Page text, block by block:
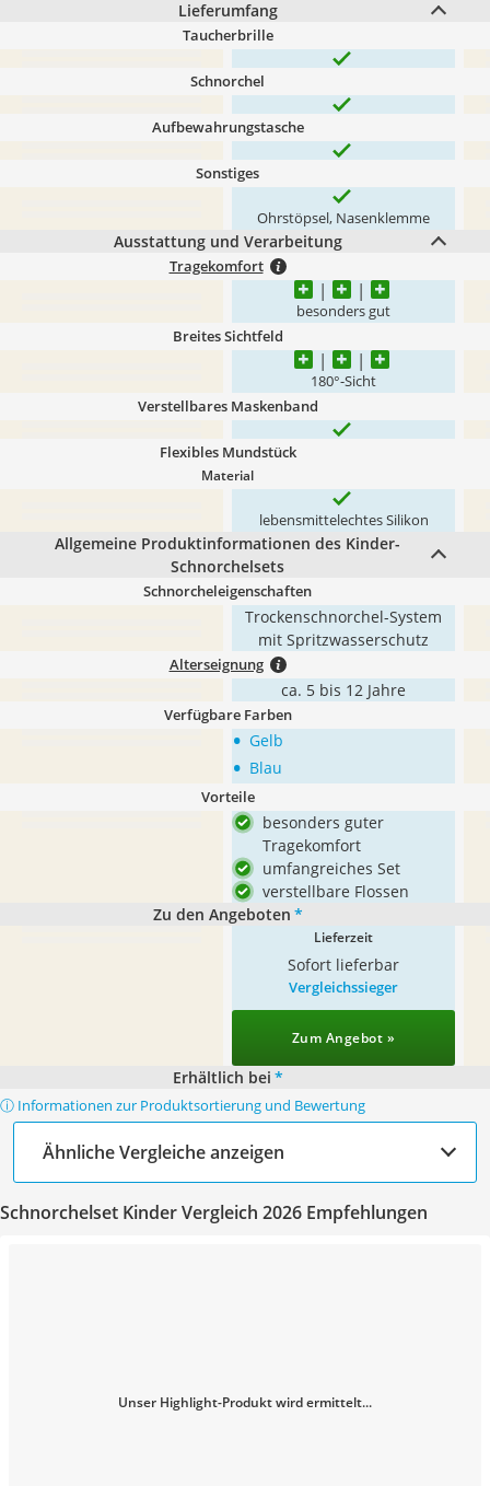
Lieferumfang
Taucherbrille
Schnorchel
Aufbewahrungstasche
Sonstiges
Ohrstöpsel, Nasenklemme
Ausstattung und Verarbeitung
Tragekomfort
besonders gut
Breites Sichtfeld
180°-Sicht
Verstellbares Maskenband
Flexibles Mundstück
Material
lebensmittelechtes Silikon
Allgemeine Produktinformationen des Kinder-
Schnorchelsets
Schnorcheleigenschaften
Trockenschnorchel-System
mit Spritzwasserschutz
Alterseignung
ca. 5 bis 12 Jahre
Verfügbare Farben
• Gelb
• Blau
Vorteile
besonders guter
Tragekomfort
umfangreiches Set
verstellbare Flossen
Zu den Angeboten *
Lieferzeit
Sofort lieferbar
Vergleichssieger
Zum Angebot »
Erhältlich bei *
ⓘ Informationen zur Produktsortierung und Bewertung
Ähnliche Vergleiche anzeigen
Schnorchelset Kinder Vergleich 2026 Empfehlungen
Unser Highlight-Produkt wird ermittelt...